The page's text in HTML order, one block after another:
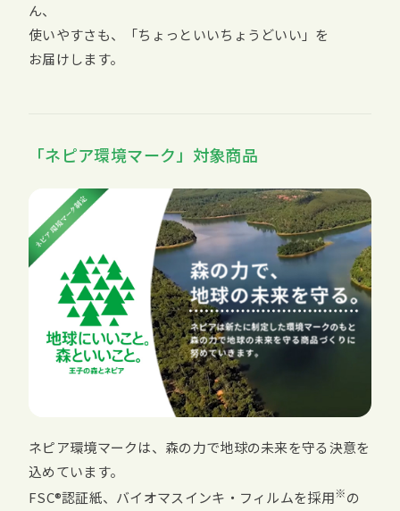
ん、
使いやすさも、「ちょっといいちょうどいい」を
お届けします。
「ネピア環境マーク」対象商品
ネピア環境マークは、森の力で地球の未来を守る決意を
込めています。
FSC 認証紙、バイオマスインキ・フィルムを採用※の